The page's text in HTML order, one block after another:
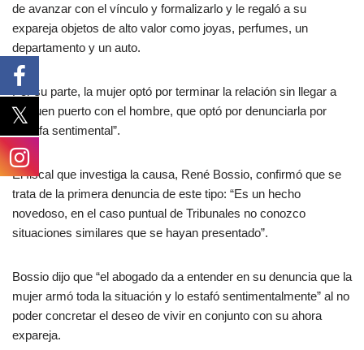
de avanzar con el vínculo y formalizarlo y le regaló a su
expareja objetos de alto valor como joyas, perfumes, un
departamento y un auto.
Por su parte, la mujer optó por terminar la relación sin llegar a
un buen puerto con el hombre, que optó por denunciarla por
“estafa sentimental”.
El fiscal que investiga la causa, René Bossio, confirmó que se
trata de la primera denuncia de este tipo: “Es un hecho
novedoso, en el caso puntual de Tribunales no conozco
situaciones similares que se hayan presentado”.
Bossio dijo que “el abogado da a entender en su denuncia que la
mujer armó toda la situación y lo estafó sentimentalmente” al no
poder concretar el deseo de vivir en conjunto con su ahora
expareja.